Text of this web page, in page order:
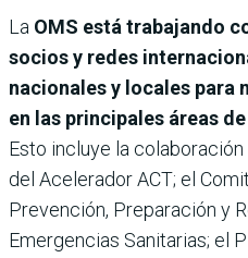
La OMS está trabajando
socios y redes
nacionales y locales para
en las principales áreas
Esto incluye la
del Acelerador ACT; el
Prevención, Preparación y
Emergencias Sanitarias; el